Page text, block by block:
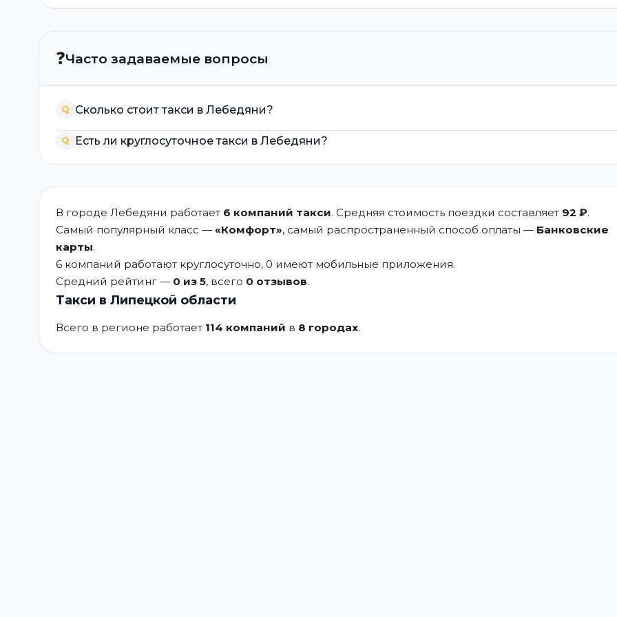
❓Часто задаваемые вопросы
Q Сколько стоит такси в Лебедяни?
Q Есть ли круглосуточное такси в Лебедяни?
В городе Лебедяни работает 6 компаний такси. Средняя стоимость поездки составляет 92 ₽.
Самый популярный класс —«Комфорт», самый распространенный способ оплаты — Банковские
карты.
6 компаний работают круглосуточно, 0 имеют мобильные приложения.
Средний рейтинг — 0 из 5, всего 0 отзывов.
Такси в Липецкой области
Всего в регионе работает 114 компаний в 8 городах.